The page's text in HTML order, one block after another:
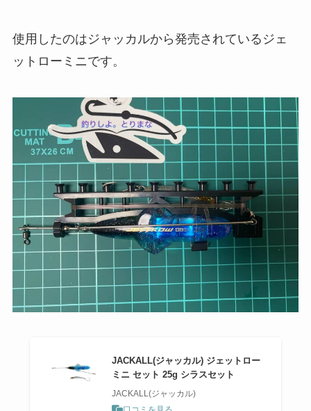
使用したのはジャッカルから発売されているジェ
ットローミニです。
JACKALL(ジャッカル) ジェットロー
ミニ セット 25g シラスセット
JACKALL(ジャッカル)